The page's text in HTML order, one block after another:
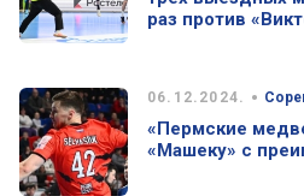
раз против
06.12.2024. •
«Пермские
«Машеку» с